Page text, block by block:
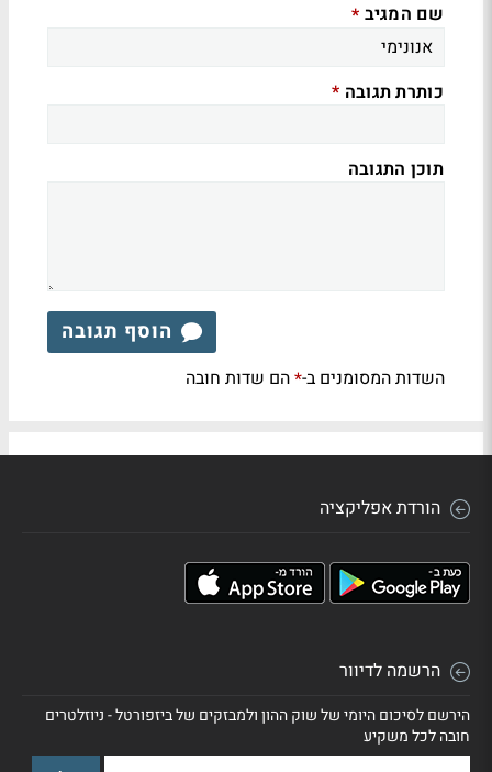
שם המגיב *
כותרת תגובה *
תוכן התגובה
הוסף תגובה
השדות המסומנים ב-*הם שדות חובה
הורדת אפליקציה
הרשמה לדיוור
הירשם לסיכום היומי של שוק ההון ולמבזקים של ביזפורטל - ניוזלטרים
חובה לכל משקיע